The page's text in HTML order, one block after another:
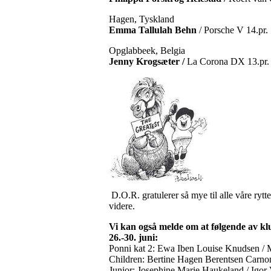
Hagen, Tyskland
Emma Tallulah Behn / Porsche V
Opglabbeek, Belgia
Jenny Krogsæter /La Corona DX 13.pr.
D.O.R. gratulerer så mye til alle våre
videre.
Vi kan også melde om at følgende av
26.-30. juni:
Ponni kat 2: Ewa Iben Louise Knudsen /
Children: Bertine Hagen Berentsen